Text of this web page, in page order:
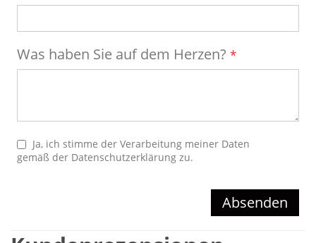
Was haben Sie auf dem Herzen?
Ja, ich stimme der Verarbeitung meiner Daten
gemäß der Datenschutzerklärung zu.
Absenden